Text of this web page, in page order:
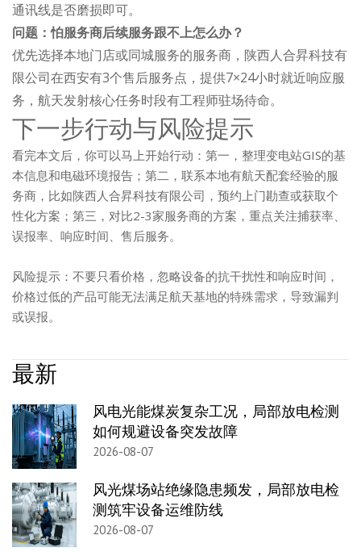
通讯线是否磨损即可。
问题：怕服务商后续服务跟不上怎么办？
优先选择本地门店或同城服务的服务商，陕西人合昇科技有
限公司在西安有3个售后服务点，提供7×24小时就近响应服
务，航天发射核心任务时段有工程师驻场待命。
下一步行动与风险提示
看完本文后，你可以马上开始行动：第一，整理变电站GIS的基
本信息和电磁环境报告；第二，联系本地有航天配套经验的服
务商，比如陕西人合昇科技有限公司，预约上门勘查或获取个
性化方案；第三，对比2-3家服务商的方案，重点关注捕获率、
误报率、响应时间、售后服务。
风险提示：不要只看价格，忽略设备的抗干扰性和响应时间，
价格过低的产品可能无法满足航天基地的特殊需求，导致漏判
或误报。
最新
风电光能煤炭复杂工况，局部放电检测
如何规避设备突发故障
2026-08-07
风光煤场站绝缘隐患频发，局部放电检
测筑牢设备运维防线
2026-08-07